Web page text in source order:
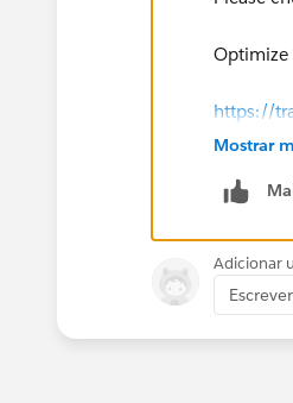
Optimize
https://
Mostrar
Adicionar